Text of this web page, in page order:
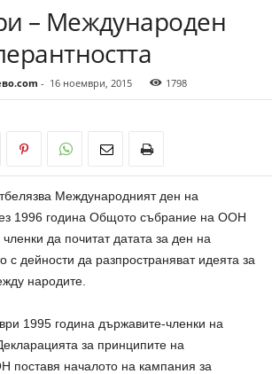
– Международен
- 16 ноември, 2015 1798
Международният ден на
1996 година Общото събрание на ООН
да почитат датата за ден на
с дейности да разпространяват идеята за
народите.
1995 година държавите-членки на
за принципите на
поставя началото на кампания за